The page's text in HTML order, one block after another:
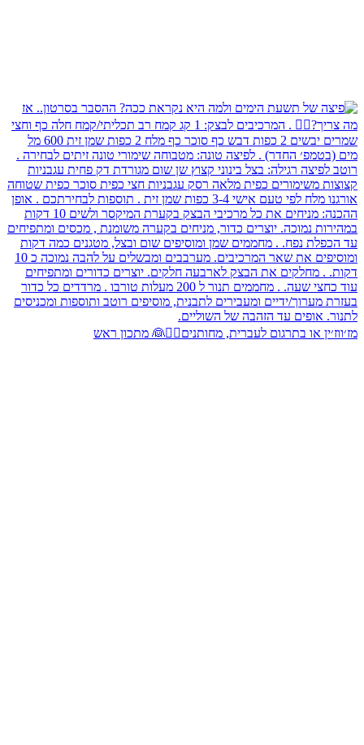
מז׳ווז׳ין או בתרגום לעברית, מחותנים🤵‍♂️👰 מתכון ראש